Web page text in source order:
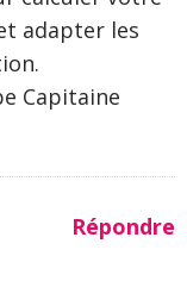
adapter les
Capitaine
Répondre